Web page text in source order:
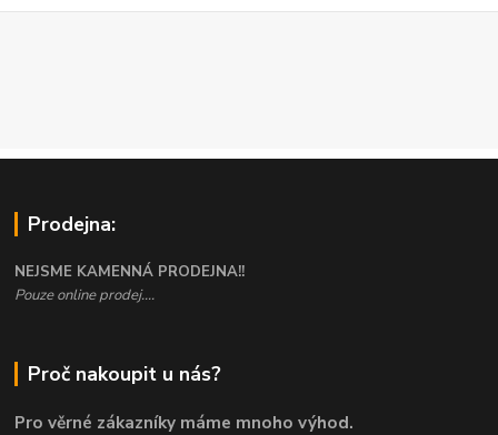
Prodejna:
NEJSME KAMENNÁ PRODEJNA!!
Pouze online prodej....
Proč nakoupit u nás?
Pro věrné zákazníky máme mnoho výhod.